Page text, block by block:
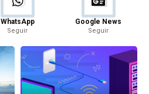
WhatsApp
Seguir
Google News
Seguir